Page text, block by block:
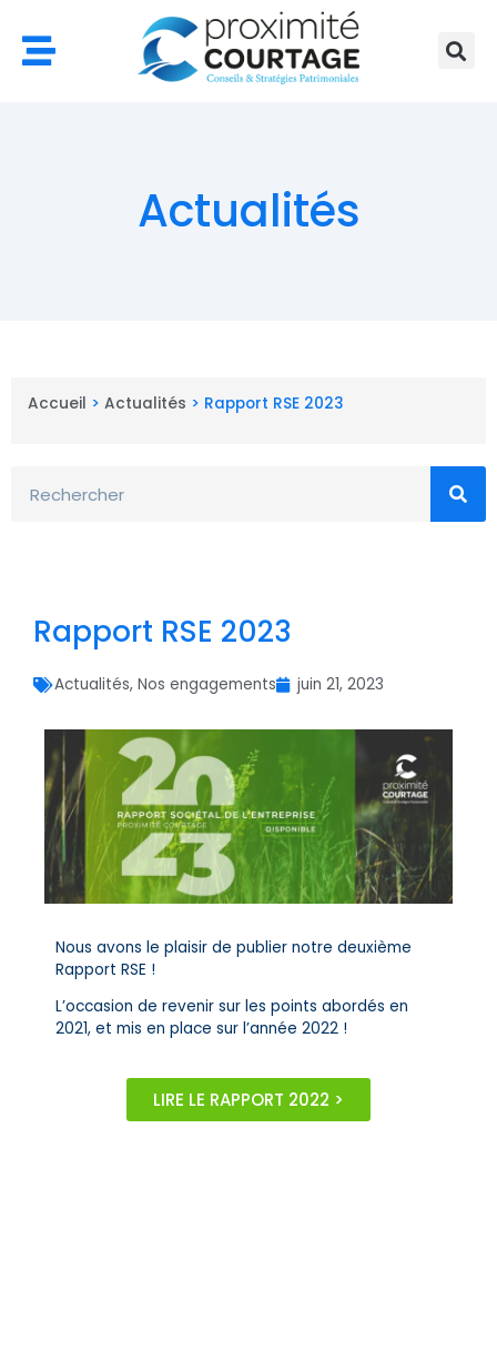
contenu
Actualités
Accueil > Actualités > Rapport RSE 2023
Rapport RSE 2023
Actualités, Nos engagements juin 21, 2023
Nous avons le plaisir de publier notre deuxième
Rapport RSE !
L’occasion de revenir sur les points abordés en
2021, et mis en place sur l’année 2022 !
LIRE LE RAPPORT 2022 >